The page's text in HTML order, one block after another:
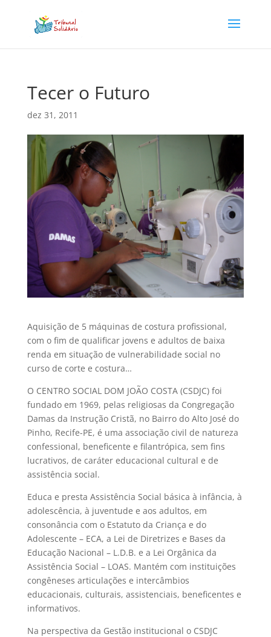
Tecer o Futuro
dez 31, 2011
Aquisição de 5 máquinas de costura profissional,
com o fim de qualificar jovens e adultos de baixa
renda em situação de vulnerabilidade social no
curso de corte e costura…
O CENTRO SOCIAL DOM JOÃO COSTA (CSDJC) foi
fundado em 1969, pelas religiosas da Congregação
Damas da Instrução Cristã, no Bairro do Alto José do
Pinho, Recife-PE, é uma associação civil de natureza
confessional, beneficente e filantrópica, sem fins
lucrativos, de caráter educacional cultural e de
assistência social.
Educa e presta Assistência Social básica à infância, à
adolescência, à juventude e aos adultos, em
consonância com o Estatuto da Criança e do
Adolescente – ECA, a Lei de Diretrizes e Bases da
Educação Nacional – L.D.B. e a Lei Orgânica da
Assistência Social – LOAS. Mantém com instituições
congêneses articulações e intercâmbios
educacionais, culturais, assistenciais, beneficentes e
informativos.
Na perspectiva da Gestão institucional o CSDJC